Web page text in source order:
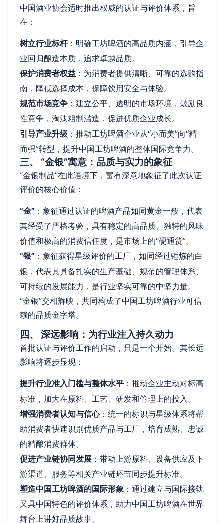
中国酒业协会适时推出权威的认证与评价体系，旨
在：
树立行业标杆：明确工坊啤酒的高品质内涵，引导企
业回归酿造本质，追求卓越品质。
保护消费者权益 ：为消费者提供清晰、可靠的选购指
南，降低选择成本，保障饮用安全与体验。
规范市场竞争 ：建立公平、透明的市场环境，鼓励良
性竞争，淘汰粗制滥造，促进优质企业成长。
引导产业升级 ：推动工坊啤酒企业从“小而美”向“精
而强”转型，提升中国工坊啤酒的整体国际竞争力。
三、 “金银”寓意：品质与实力的象征
“金银制品”在此语境下，富有深意地象征了此次认证
评价的核心价值：
“金” ：象征通过认证的啤酒产品如同黄金一般，代表
其经受了严格考验，具有稳定的高品质、独特的风味
价值和极高的消费信任度，是市场上的“硬通货”。
“银” ：象征获得星级评价的工厂，如同经过锤炼的白
银，代表其具备扎实的生产基础、规范的管理体系、
可持续的发展能力，是行业坚实可靠的中坚力量。
“金银”交相辉映，共同构成了中国工坊啤酒行业可信
赖的品质金字塔。
四、 深远影响：为行业注入持久动力
首批认证与评价工作的启动，只是一个开始。其长远
影响将逐步显现：
提升行业准入门槛与整体水平 ：推动企业主动对标高
标准，加大在原料、工艺、研发和管理上的投入。
增强消费者认知与信心：统一的标识与星级体系将帮
助消费者快速识别优质产品与工厂，培育成熟、忠诚
的精酿消费群体。
促进产业链协同发展 ：带动上游原料、设备供应及下
游渠道、服务等相关产业链环节同步提升标准。
塑造中国工坊啤酒的国际形象 ：通过建立与国际接轨
又具中国特色的评价体系，助力中国工坊啤酒在世界
舞台上讲好品质故事。